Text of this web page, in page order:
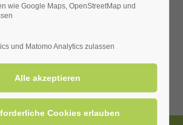
frei, ohne 3,00 €
wie Google Maps, OpenStreetMap und
und Matomo Analytics zulassen